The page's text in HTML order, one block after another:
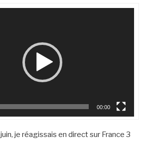
00:00
je réagissais en direct sur France 3